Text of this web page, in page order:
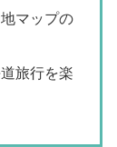
マップの
旅行を楽